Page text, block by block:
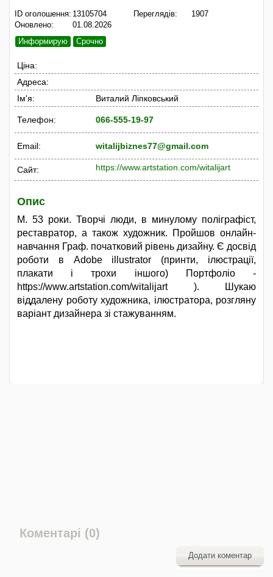
ID оголошення: 13105704
Оновлено:
01.08.2026
Переглядів: 1907
Информирую Срочно
Ціна:
Адреса:
Ім'я:
Виталий Ліпковський
Телефон: 066-555-19-97
Email: witalijbiznes77@gmail.com
Сайт: https://www.artstation.com/witalijart
Опис
М. 53 роки. Творчі люди, в минулому поліграфіст,
реставратор, а також художник. Пройшов онлайн-
навчання Граф. початковий рівень дизайну. Є досвід
роботи в Adobe illustrator (принти, ілюстрації,
плакати і трохи іншого) Портфоліо -
https://www.artstation.com/witalijart ). Шукаю
віддалену роботу художника, ілюстратора, розгляну
варіант дизайнера зі стажуванням.
Коментарі (0)
Додати коментар